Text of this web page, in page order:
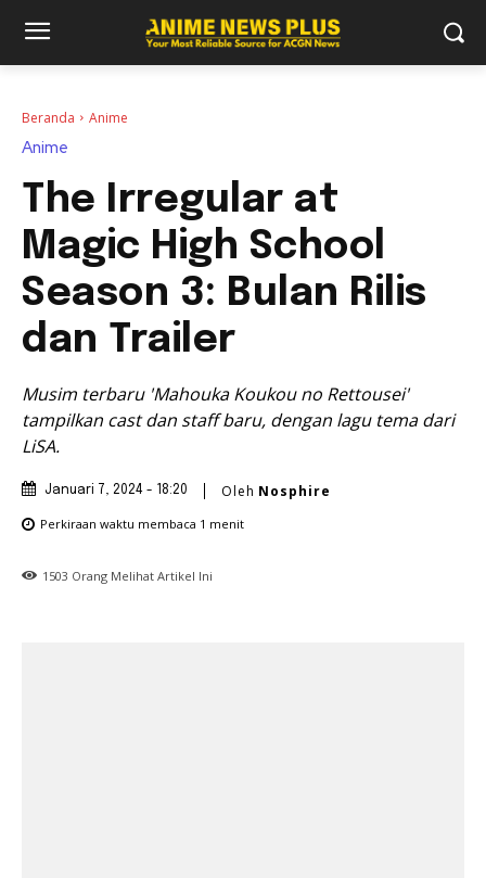
Beranda Anime
Anime
The Irregular at
Magic High School
Season 3: Bulan Rilis
dan Trailer
Musim terbaru 'Mahouka Koukou no Rettousei'
tampilkan cast dan staff baru, dengan lagu tema dari
LiSA.
Januari 7, 2024 - 18:20 Oleh Nosphire
Perkiraan waktu membaca 1 menit
1503 Orang Melihat Artikel Ini